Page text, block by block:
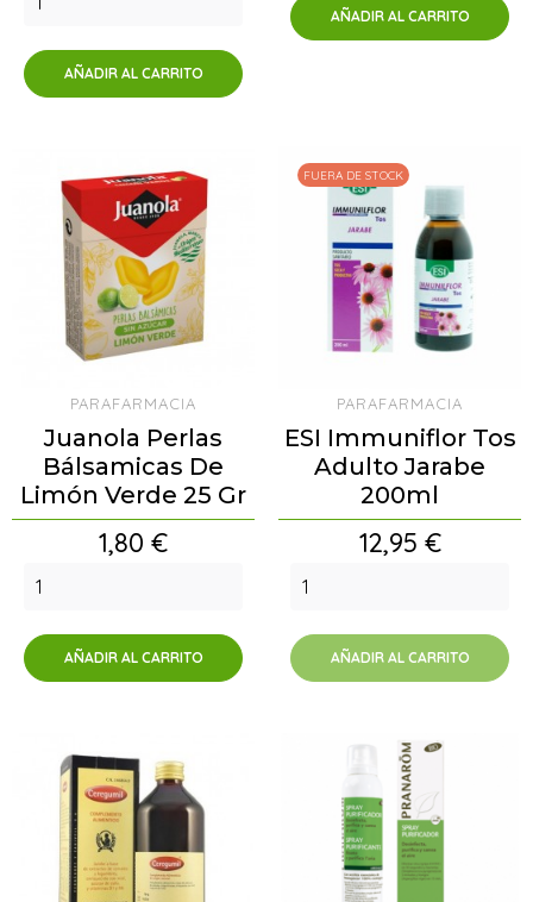
AÑADIR AL CARRITO
AÑADIR AL CARRITO
PARAFARMACIA
Juanola Perlas
Bálsamicas De
Limón Verde 25 Gr
Precio
1,80 €
AÑADIR AL CARRITO
PARAFARMACIA
ESI Immuniflor Tos
Adulto Jarabe
200ml
Precio
12,95 €
AÑADIR AL CARRITO
FUERA DE STOCK